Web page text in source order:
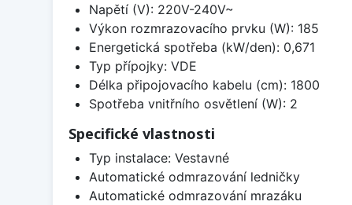
Napětí (V): 220V-240V~
Výkon rozmrazovacího prvku (W): 185
Energetická spotřeba (kW/den): 0,671
Typ přípojky: VDE
Délka připojovacího kabelu (cm): 1800
Spotřeba vnitřního osvětlení (W): 2
Specifické vlastnosti
Typ instalace: Vestavné
Automatické odmrazování ledničky
Automatické odmrazování mrazáku